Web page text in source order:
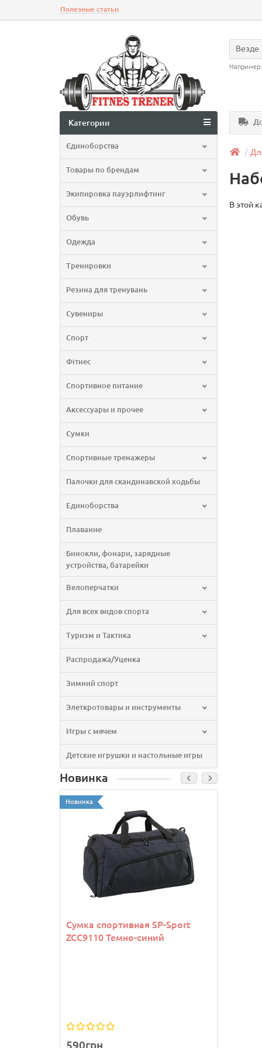
Полезные статьи
Везде
Например:
Категории
Єдиноборства
Товары по брендам
Экипировка пауэрлифтинг
Обувь
Одежда
Тренировки
Резина для тренувань
Сувениры
Спорт
Фітнес
Спортивное питание
Аксессуары и прочее
Сумки
Спортивные тренажеры
Палочки для скандинавской ходьбы
Единоборства
Плавание
Бинокли, фонари, зарядные
устройства, батарейки
Велоперчатки
Для всех видов спорта
Туризм и Тактика
Распродажа/Уценка
Зимний спорт
Элеткротовары и инструменты
Игры с мячем
Детские игрушки и настольные игры
Новинка
Новинка
Сумка спортивная SP-Sport
ZCC9110 Темно-синий
590грн.
В этой